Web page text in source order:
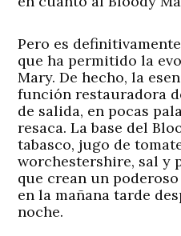
Pero es
que ha permitido la
Mary. De hecho, la
función restauradora
de salida, en pocas
resaca. La base del
tabasco, jugo de
worchestershire, sal y
que crean un
en la mañana tarde
noche.